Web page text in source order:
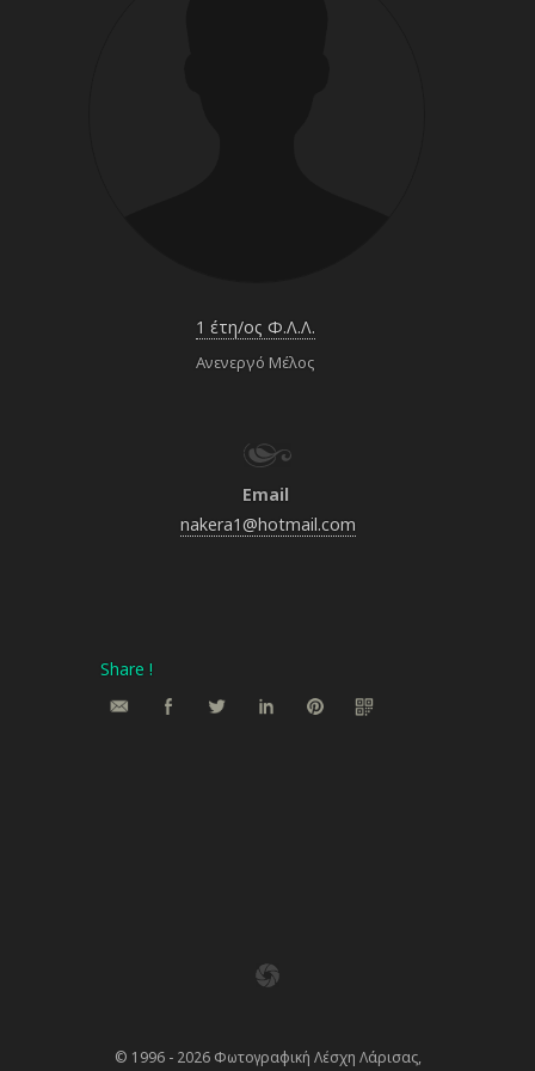
1 έτη/ος Φ.Λ.Λ.
Ανενεργό Μέλος
Email
nakera1@hotmail.com
Share !
© 1996 - 2026 Φωτογραφική Λέσχη Λάρισας,